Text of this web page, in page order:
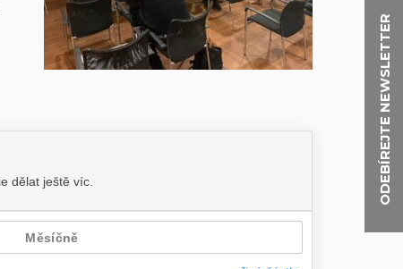
ODEBÍREJTE NEWSLETTER